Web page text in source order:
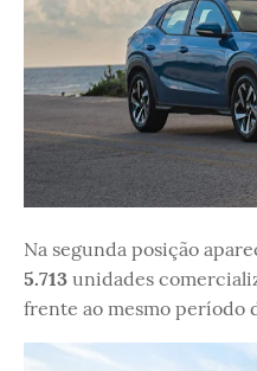
Na segunda posição
5.713 unidades
frente ao mesmo período